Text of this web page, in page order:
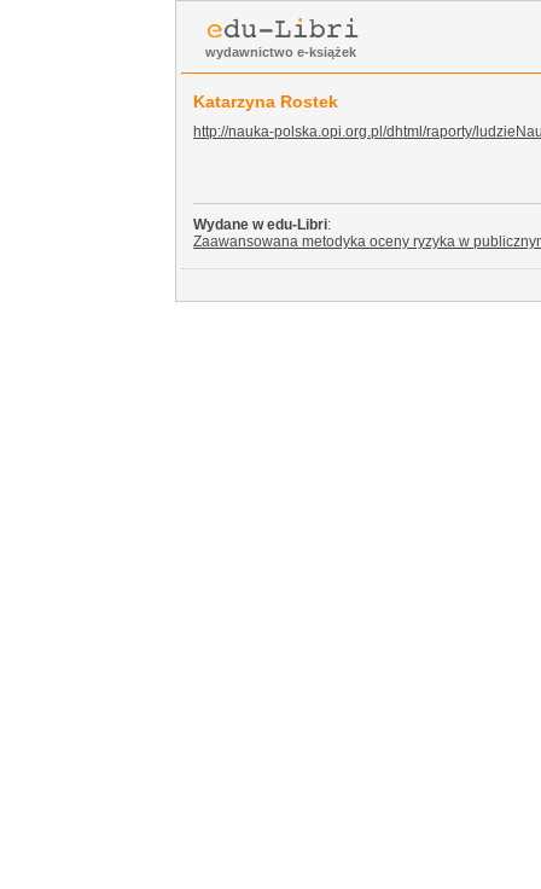
wydawnictwo e-książek
Katarzyna Rostek
http://nauka-polska.opi.org.pl/dhtml/raporty/
Wydane w edu-Libri:
Zaawansowana metodyka oceny ryzyka w